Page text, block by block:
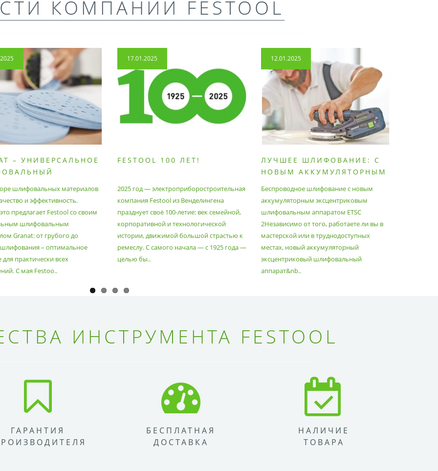
КОМПАНИИ FESTOOL
– УНИВЕРСАЛЬНОЕ
шлифовальных материалов
и эффективность.
предлагает Festool со своим
шлифовальным
Granat: от грубого до
– оптимальное
практически всех
С мая Festoo..
17.01.2025
FESTOOL 100 ЛЕТ!
2025 год — электроприборостроительная
компания Festool из Венделингена
празднует своё 100-летие: век семейной,
корпоративной и технологической
истории, движимой большой страстью к
ремеслу. С самого начала — с 1925 года —
целью бы..
12.01.2025
ЛУЧШЕЕ ШЛИФОВАНИЕ: С
НОВЫМ АККУМУЛЯТОРНЫМ
АППАРАТОМ ETSC2
Беспроводное шлифование с новым
аккумуляторным эксцентриковым
шлифовальным аппаратом ETSC
2Независимо от того, работаете ли вы в
мастерской или в труднодоступных
местах, новый аккумуляторный
эксцентриковый шлифовальный
аппарат&nb..
ИНСТРУМЕНТА FESTOOL
ГАРАНТИЯ
БЕСПЛАТНАЯ
ДОСТАВКА
НАЛИЧИЕ
ТОВАРА